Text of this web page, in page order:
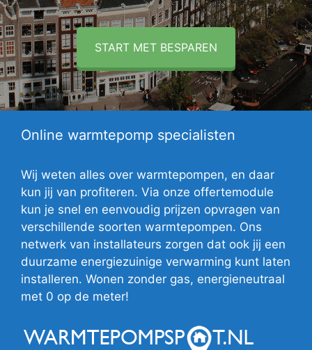
START MET BESPAREN
Online warmtepomp specialisten
Wij weten alles over warmtepompen, en daar
kun jij van profiteren. Via onze offertemodule
kun je snel en eenvoudig prijzen opvragen van
verschillende soorten warmtepompen. Ons
netwerk van installateurs zorgen dat ook jij een
duurzame energiezuinige verwarming kunt laten
installeren. Wonen zonder gas, energieneutraal
met 0 op de meter!